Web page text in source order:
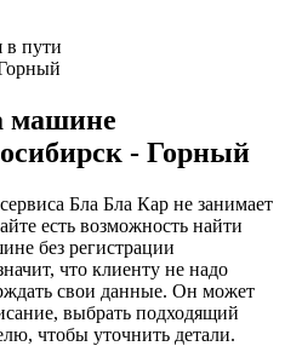
в пути
машине
- Горный
Бла Бла Кар не занимает
есть возможность найти
без регистрации
что клиенту не надо
свои данные. Он может
выбрать подходящий
чтобы уточнить детали.